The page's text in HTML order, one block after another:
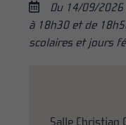
Du 14/09/
à 18h30 et de
scolaires et jours
Salle Christian